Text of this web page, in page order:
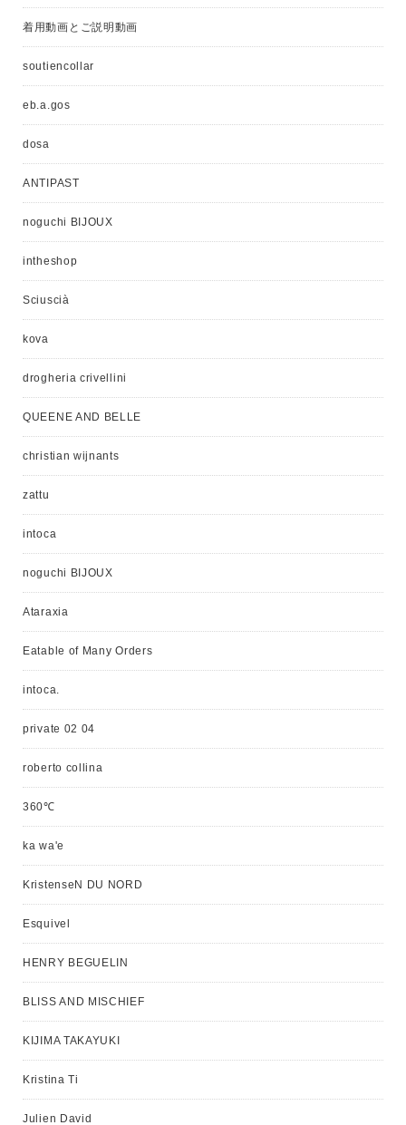
着用動画とご説明動画
soutiencollar
eb.a.gos
dosa
ANTIPAST
noguchi BIJOUX
intheshop
Sciuscià
kova
drogheria crivellini
QUEENE AND BELLE
christian wijnants
zattu
intoca
noguchi BIJOUX
Ataraxia
Eatable of Many Orders
intoca.
private 02 04
roberto collina
360℃
ka wa'e
KristenseN DU NORD
Esquivel
HENRY BEGUELIN
BLISS AND MISCHIEF
KIJIMA TAKAYUKI
Kristina Ti
Julien David